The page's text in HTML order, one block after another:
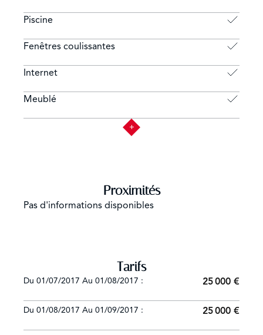
Piscine
Fenêtres coulissantes
Internet
Meublé
Proximités
Pas d'informations disponibles
Tarifs
Du 01/07/2017 Au 01/08/2017 : 25 000 €
Du 01/08/2017 Au 01/09/2017 : 25 000 €